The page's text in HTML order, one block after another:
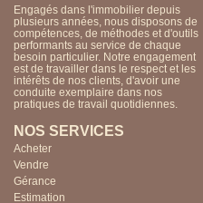
Engagés dans l'immobilier depuis
plusieurs années, nous disposons de
compétences, de méthodes et d'outils
performants au service de chaque
besoin particulier. Notre engagement
est de travailler dans le respect et les
intérêts de nos clients, d'avoir une
conduite exemplaire dans nos
pratiques de travail quotidiennes.
NOS SERVICES
Acheter
Vendre
Gérance
Estimation